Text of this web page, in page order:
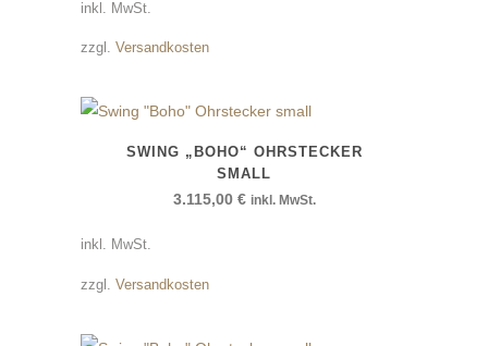
inkl. MwSt.
zzgl. Versandkosten
SWING „BOHO“ OHRSTECKER
SMALL
3.115,00 € inkl. MwSt.
inkl. MwSt.
zzgl. Versandkosten